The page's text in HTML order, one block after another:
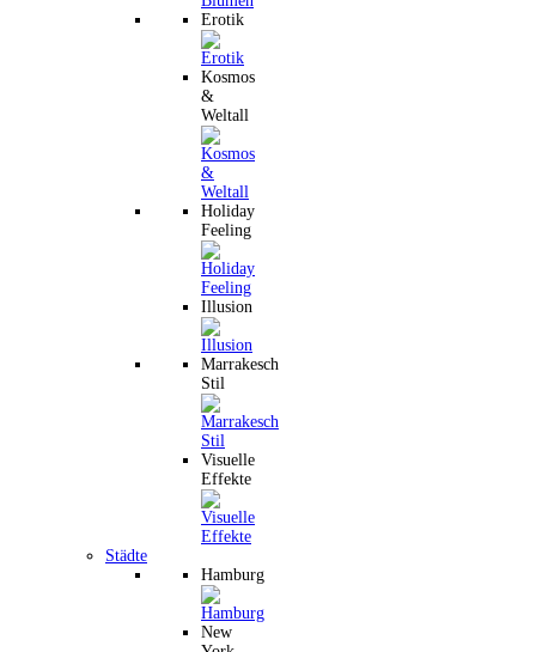
Erotik
Kosmos
&
Weltall
Holiday
Feeling
Illusion
Marrakesch
Stil
Visuelle
Effekte
Städte
Hamburg
New